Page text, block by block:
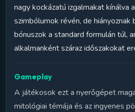
nagy kockázatú izgalmakat kínálva
szimbólumok révén, de hiányoznak
bónuszok a standard formulán túl,
alkalmanként száraz időszakokat
Gameplay
A játékosok ezt a nyerőgépet
mitológiai témája és az ingyenes